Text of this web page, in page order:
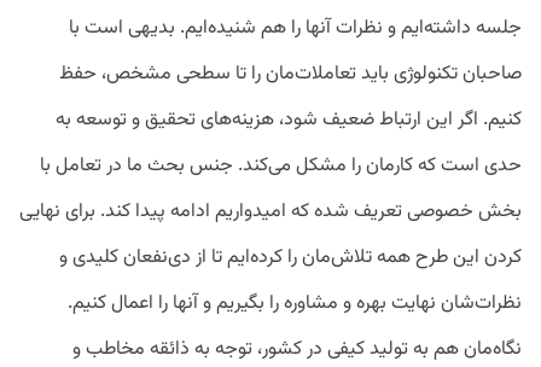
جلسه داشته‌ایم و نظرات آنها را هم شنیده‌ایم. بدیهی است با
صاحبان تکنولوژی باید تعاملات‌مان را تا سطحی مشخص، حفظ
کنیم. اگر این ارتباط ضعیف شود، هزینه‌های تحقیق و توسعه به
حدی است که کارمان را مشکل می‌کند. جنس بحث ما در تعامل با
بخش خصوصی تعریف شده که امیدواریم ادامه پیدا کند. برای نهایی
کردن این طرح همه تلاش‌مان را کرده‌ایم تا از دی‌نفعان کلیدی و
نظرات‌شان نهایت بهره و مشاوره را بگیریم و آنها را اعمال کنیم.
نگاه‌مان هم به تولید کیفی در کشور، توجه به ذائقه مخاطب و